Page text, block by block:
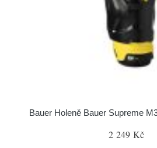
Bauer Holeně Bauer Supreme
2 249 Kč